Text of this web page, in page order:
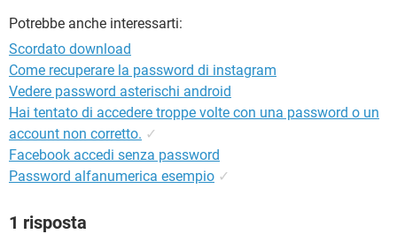
TIKTOK
HARDWARE
Potrebbe anche interessarti:
Scordato download
Come recuperare la password di instagram
Vedere password asterischi android
Hai tentato di accedere troppe volte con una password o un
account non corretto. ✓
Facebook accedi senza password
Password alfanumerica esempio ✓
1 risposta